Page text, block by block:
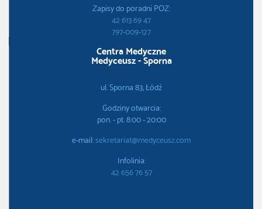
Zapisy do poradni POZ:
42 613 69 47
797-009-127
Centra Medyczne
Medyceusz - Sporna
ul. Sporna 83, Łódź
Godziny otwarcia:
pon. - pt. 8:00 - 20:00
e-mail:sekretariat@medyceusz.com
Infolinia:
42 656 76 57